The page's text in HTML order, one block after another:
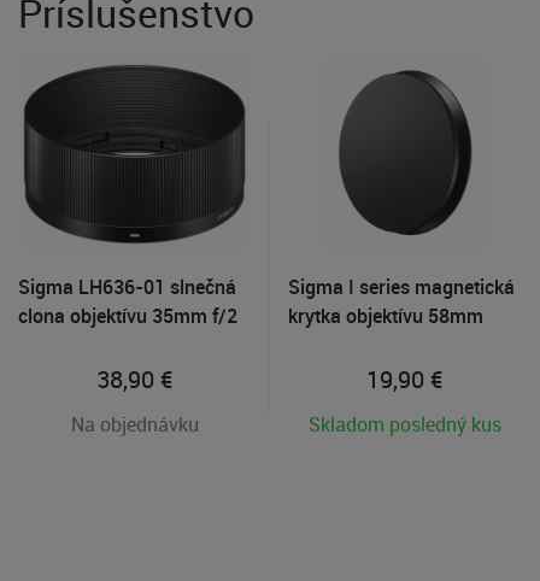
Príslušenstvo
Sigma LH636-01 slnečná
clona objektívu 35mm f/2
38,90 €
Na objednávku
Sigma I series magnetická
krytka objektívu 58mm
19,90 €
Skladom posledný kus